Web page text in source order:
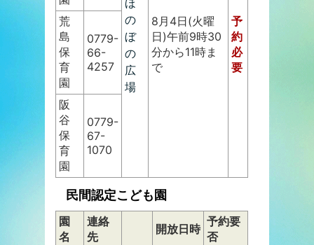
の
ぼ
の
広
場
8月4日(火曜
日)午前9時30
分から11時ま
で
予
約
必
要
荒
島
保
育
園
0779-
66-
4257
阪
谷
保
育
園
0779-
67-
1070
民間認定こども園
園
名
連絡
先
開放日時
予約要
否